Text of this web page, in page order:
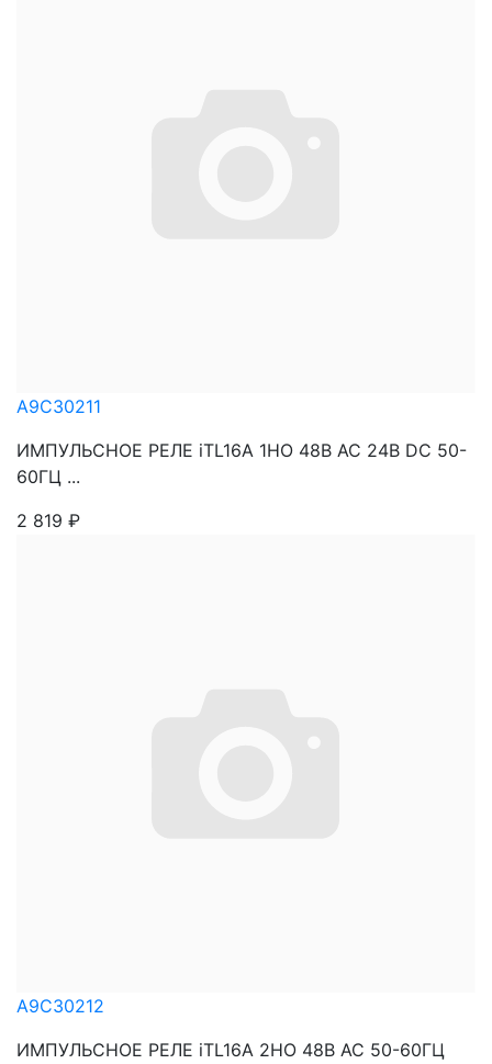
A9C30211
ИМПУЛЬСНОЕ РЕЛЕ iTL16A 1НО 48В АС 24В DC 50-
60ГЦ ...
2 819 ₽
A9C30212
ИМПУЛЬСНОЕ РЕЛЕ iTL16A 2НО 48В АС 50-60ГЦ